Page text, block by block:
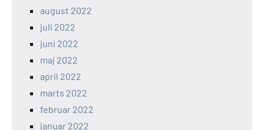
august 2022
juli 2022
juni 2022
maj 2022
april 2022
marts 2022
februar 2022
januar 2022